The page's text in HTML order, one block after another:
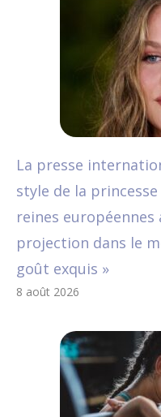
La presse
style de la
reines européennes
projection dans le
goût exquis »
8 août 2026